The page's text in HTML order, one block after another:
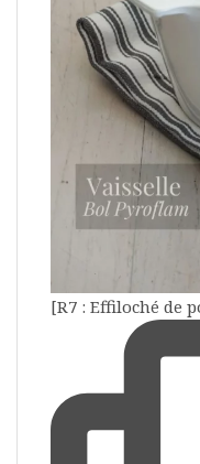
[R7 : Effiloché de